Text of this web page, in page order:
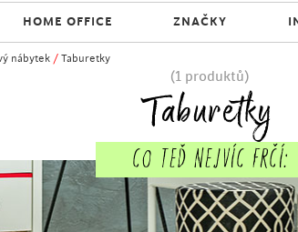
nábytek / Taburetky
(1 produktů)
Taburetky
Co TEĎ NEJVÍC FRČÍ:
HOME OFFICE ZNAČKY